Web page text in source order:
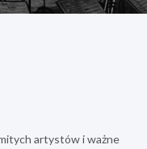
artystów i ważne